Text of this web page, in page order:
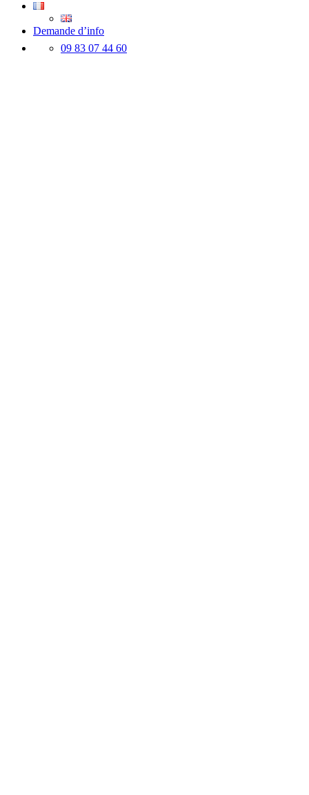
Demande d’info
09 83 07 44 60